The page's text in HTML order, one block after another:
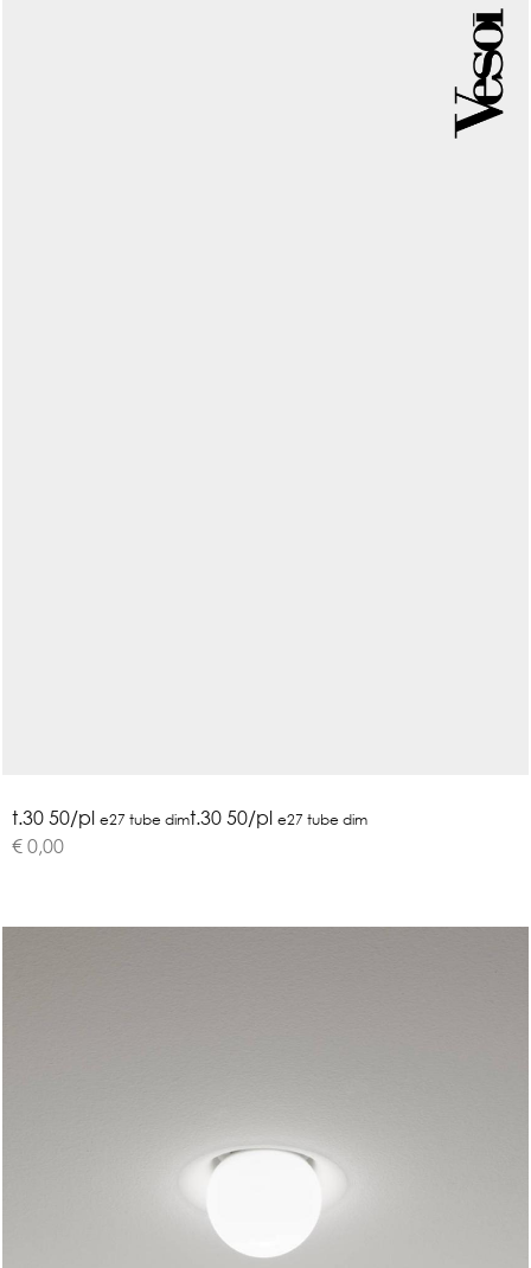
t.30 50/pl e27 tube dimt.30 50/pl e27 tube dim
€ 0,00